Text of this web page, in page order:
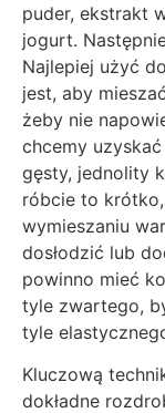
puder, ekstrakt
jogurt.
Najlepiej użyć
jest, aby
żeby nie
chcemy
gęsty, jednolity
róbcie to krótko,
wymieszaniu
dosłodzić lub
powinno mieć
tyle zwartego,
tyle
Kluczową
dokładne